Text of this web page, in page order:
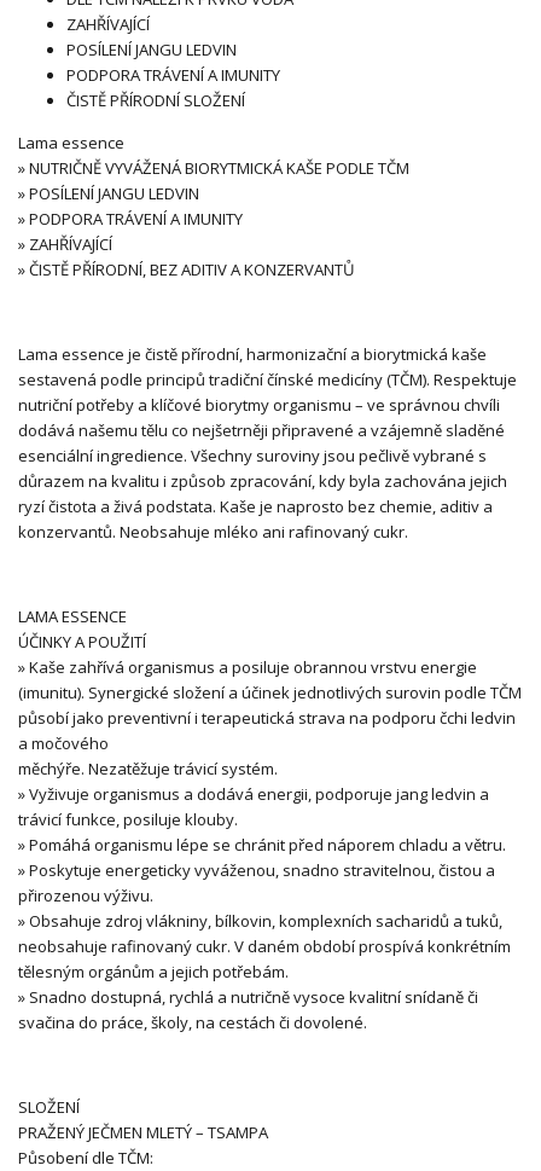
ZAHŘÍVAJÍCÍ
POSÍLENÍ JANGU LEDVIN
PODPORA TRÁVENÍ A IMUNITY
ČISTĚ PŘÍRODNÍ SLOŽENÍ
Lama essence
» NUTRIČNĚ VYVÁŽENÁ BIORYTMICKÁ KAŠE PODLE TČM
» POSÍLENÍ JANGU LEDVIN
» PODPORA TRÁVENÍ A IMUNITY
» ZAHŘÍVAJÍCÍ
» ČISTĚ PŘÍRODNÍ, BEZ ADITIV A KONZERVANTŮ
Lama essence je čistě přírodní, harmonizační a biorytmická kaše
sestavená podle principů tradiční čínské medicíny (TČM). Respektuje
nutriční potřeby a klíčové biorytmy organismu – ve správnou chvíli
dodává našemu tělu co nejšetrněji připravené a vzájemně sladěné
esenciální ingredience. Všechny suroviny jsou pečlivě vybrané s
důrazem na kvalitu i způsob zpracování, kdy byla zachována jejich
ryzí čistota a živá podstata. Kaše je naprosto bez chemie, aditiv a
konzervantů. Neobsahuje mléko ani rafinovaný cukr.
LAMA ESSENCE
ÚČINKY A POUŽITÍ
» Kaše zahřívá organismus a posiluje obrannou vrstvu energie
(imunitu). Synergické složení a účinek jednotlivých surovin podle TČM
působí jako preventivní i terapeutická strava na podporu čchi ledvin
a močového
měchýře. Nezatěžuje trávicí systém.
» Vyživuje organismus a dodává energii, podporuje jang ledvin a
trávicí funkce, posiluje klouby.
» Pomáhá organismu lépe se chránit před náporem chladu a větru.
» Poskytuje energeticky vyváženou, snadno stravitelnou, čistou a
přirozenou výživu.
» Obsahuje zdroj vlákniny, bílkovin, komplexních sacharidů a tuků,
neobsahuje rafinovaný cukr. V daném období prospívá konkrétním
tělesným orgánům a jejich potřebám.
» Snadno dostupná, rychlá a nutričně vysoce kvalitní snídaně či
svačina do práce, školy, na cestách či dovolené.
SLOŽENÍ
PRAŽENÝ JEČMEN MLETÝ – TSAMPA
Působení dle TČM: